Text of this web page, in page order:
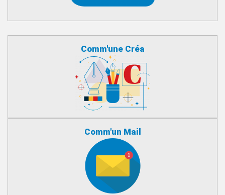
Comm'une Créa
Comm'un Mail